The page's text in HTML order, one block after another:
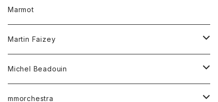
ベスト
ポロシャツ
ロングスリーブTシャツ
Tシャツ
トップス
Tシャツ
Marmot
Martin Faizey
ベルト
Michel Beadouin
トップス
mmorchestra